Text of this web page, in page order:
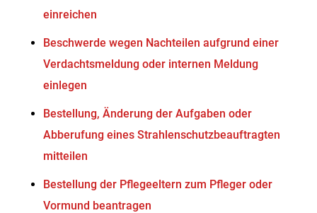
einreichen
Beschwerde wegen Nachteilen aufgrund einer
Verdachtsmeldung oder internen Meldung
einlegen
Bestellung, Änderung der Aufgaben oder
Abberufung eines Strahlenschutzbeauftragten
mitteilen
Bestellung der Pflegeeltern zum Pfleger oder
Vormund beantragen